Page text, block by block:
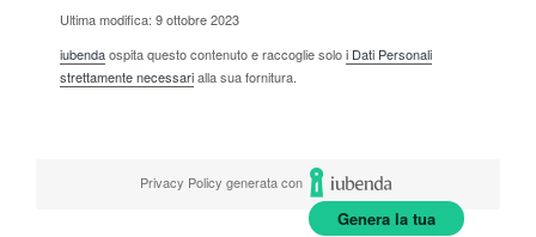
Ultima modifica: 9 ottobre 2023
iubendaospita questo contenuto e raccoglie soloi Dati Personali
strettamente necessarialla sua fornitura.
Privacy Policy generata con
Genera la tua